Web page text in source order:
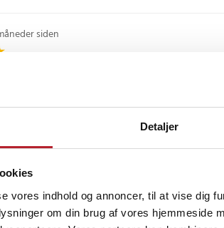
Detaljer
vores indhold og annoncer, til at vise dig
om din brug af vores hjemmeside
siden
ikke tilstrækkeligt stabilt i brug.